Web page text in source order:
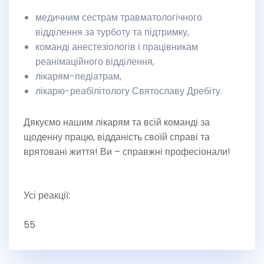
медичним сестрам травматологічного
відділення за турботу та підтримку,
команді анестезіологів і працівникам
реанімаційного відділення,
лікарям-педіатрам,
лікарю-реабілітологу Святославу Дребіту.
Дякуємо нашим лікарям та всій команді за
щоденну працю, відданість своїй справі та
врятовані життя! Ви – справжні професіонали!
Усі реакції:
55